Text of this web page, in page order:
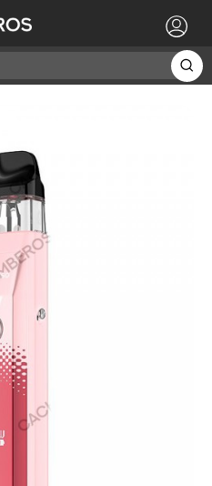
×
guardar productos en tu